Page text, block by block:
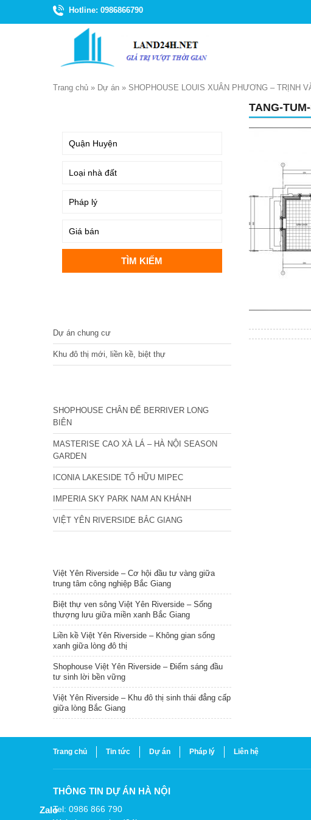
Hotline: 0986866790
Trang chủ » Dự án » SHOPHOUSE LOUIS XUÂN PHƯƠNG – TRỊNH
TANG-
Dự án chung cư
Khu đô thị mới, liền kề, biệt thự
SHOPHOUSE CHÂN ĐẾ BERRIVER LONG
BIÊN
MASTERISE CAO XÀ LÁ – HÀ NỘI SEASON
GARDEN
ICONIA LAKESIDE TỐ HỮU MIPEC
IMPERIA SKY PARK NAM AN KHÁNH
VIỆT YÊN RIVERSIDE BẮC GIANG
Việt Yên Riverside – Cơ hội đầu tư vàng giữa
trung tâm công nghiệp Bắc Giang
Biệt thự ven sông Việt Yên Riverside – Sống
thượng lưu giữa miền xanh Bắc Giang
Liền kề Việt Yên Riverside – Không gian sống
xanh giữa lòng đô thị
Shophouse Việt Yên Riverside – Điểm sáng đầu
tư sinh lời bền vững
Việt Yên Riverside – Khu đô thị sinh thái đẳng cấp
giữa lòng Bắc Giang
Trang chủ Tin tức Dự án Pháp lý Liên hệ
THÔNG TIN DỰ ÁN HÀ NỘI
Tel: 0986 866 790
Zalo